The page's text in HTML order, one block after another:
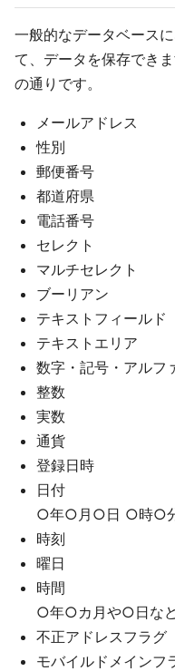
一般的なデータベース
て、データを保存でき
の通りです。
メールアドレス
性別
郵便番号
都道府県
電話番号
セレクト
マルチセレクト
ブーリアン
テキストフィールド
テキストエリア
数字・記号・アルフ
整数
実数
通貨
登録日時
日付
○年○月○日 ○時○
時刻
曜日
時間
○年○カ月や○日な
不正アドレスフラグ
モバイルドメインフ